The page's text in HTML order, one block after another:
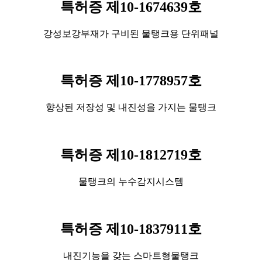
특허증 제10-1674639호
강성보강부재가 구비된 물탱크용 단위패널
특허증 제10-1778957호
향상된 저장성 및 내진성을 가지는 물탱크
특허증 제10-1812719호
물탱크의 누수감지시스템
특허증 제10-1837911호
내진기능을 갖는 스마트형물탱크